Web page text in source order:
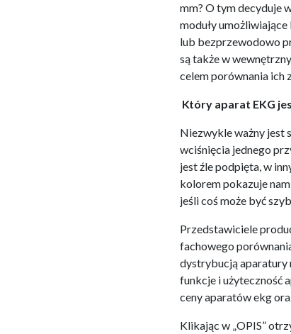
mm? O tym decyduje
moduły
lub bezprzewodowo
są także w
celem porównania ich
Który aparat EKG
Niezwykle ważny jest
wciśnięcia jednego
jest źle podpięta, w
kolorem pokazuje
jeśli coś może być
Przedstawiciele
fachowego
dystrybucją aparatury
funkcje i użyteczność
ceny aparatów ekg
Klikając w „OPIS”